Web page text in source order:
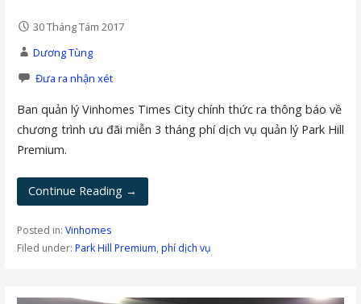
30 Tháng Tám 2017
Dương Tùng
Đưa ra nhận xét
Ban quản lý Vinhomes Times City chính thức ra thông báo về
chương trình ưu đãi miễn 3 tháng phí dịch vụ quản lý Park Hill
Premium.
Continue Reading →
Posted in: Vinhomes
Filed under: Park Hill Premium, phí dịch vụ